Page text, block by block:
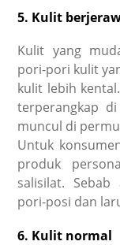
5. Kulit
Kulit yang
pori-pori kulit
kulit lebih
terperangkap
muncul di
Untuk
produk
salisilat.
pori-posi dan
6. Kulit normal